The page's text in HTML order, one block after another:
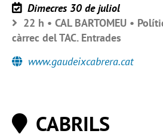
Dimecres 30 de juliol
22 h • CAL BARTOMEU •
càrrec del TAC. Entrades
www.gaudeixcabrera.cat
CABRILS